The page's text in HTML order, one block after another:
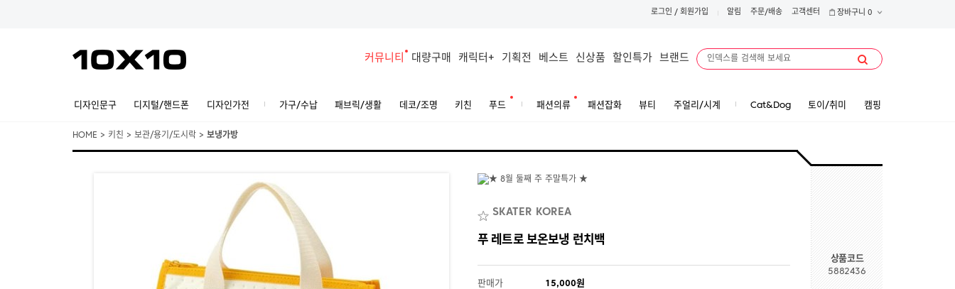
로그인 / 회원가입 알림 주문/배송 고객센터 장바구니 0
커뮤니티 대량구매 캐릭터+ 기획전 베스트 신상품 할인특가 브랜드
디자인문구 디지털/핸드폰 디자인가전 가구/수납 패브릭/생활 데코/조명 키친 푸드 패션의류 패션잡화 뷰티 주얼리/시계 Cat&Dog 토이/취미 캠핑
HOME > 키친 > 보관/용기/도시락 > 보냉가방
SKATER KOREA
푸 레트로 보온보냉 런치백
판매가 15,000원
상품코드
5882436